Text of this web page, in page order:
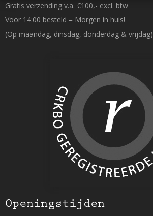
Gratis verzending v.a. €100,- excl. btw
Voor 14:00 besteld = Morgen in huis!
(Op maandag, dinsdag, donderdag & vrijdag)
Openingstijden